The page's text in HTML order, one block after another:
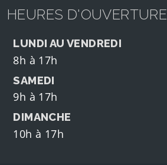
HEURES D'OUVERTURE
LUNDI AU VENDREDI
8h à 17h
SAMEDI
9h à 17h
DIMANCHE
10h à 17h